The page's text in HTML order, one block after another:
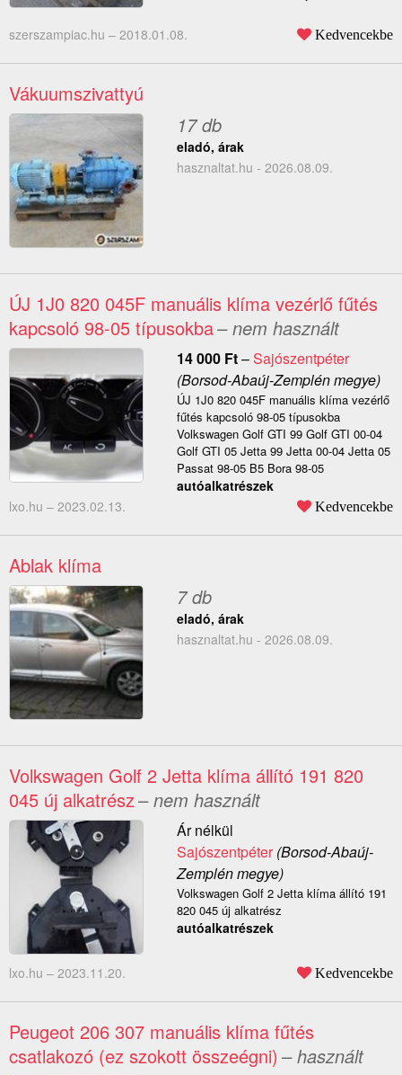
szerszampiac.hu – 2018.01.08. Kedvencekbe
Vákuumszivattyú
17 db
eladó, árak
hasznaltat.hu - 2026.08.09.
ÚJ 1J0 820 045F manuális klíma vezérlő fűtés
kapcsoló 98-05 típusokba– nem használt
14 000 Ft–Sajószentpéter
(Borsod-Abaúj-Zemplén megye)
ÚJ 1J0 820 045F manuális klíma vezérlő
fűtés kapcsoló 98-05 típusokba
Volkswagen Golf GTI 99 Golf GTI 00-04
Golf GTI 05 Jetta 99 Jetta 00-04 Jetta 05
Passat 98-05 B5 Bora 98-05
autóalkatrészek
lxo.hu – 2023.02.13. Kedvencekbe
Ablak klíma
7 db
eladó, árak
hasznaltat.hu - 2026.08.09.
Volkswagen Golf 2 Jetta klíma állító 191 820
045 új alkatrész– nem használt
Ár nélkül
Sajószentpéter(Borsod-Abaúj-
Zemplén megye)
Volkswagen Golf 2 Jetta klíma állító 191
820 045 új alkatrész
autóalkatrészek
lxo.hu – 2023.11.20. Kedvencekbe
Peugeot 206 307 manuális klíma fűtés
csatlakozó (ez szokott összeégni) – használt